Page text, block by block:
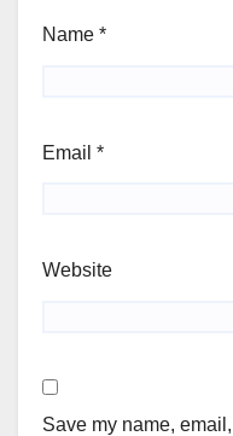
Name *
Email *
Website
Save my name,